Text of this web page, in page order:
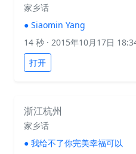
家乡话
● Siaomin Yang
14 秒 · 2015年10月17日
打开
浙江杭州
家乡话
● 我给不了你完美幸福可以